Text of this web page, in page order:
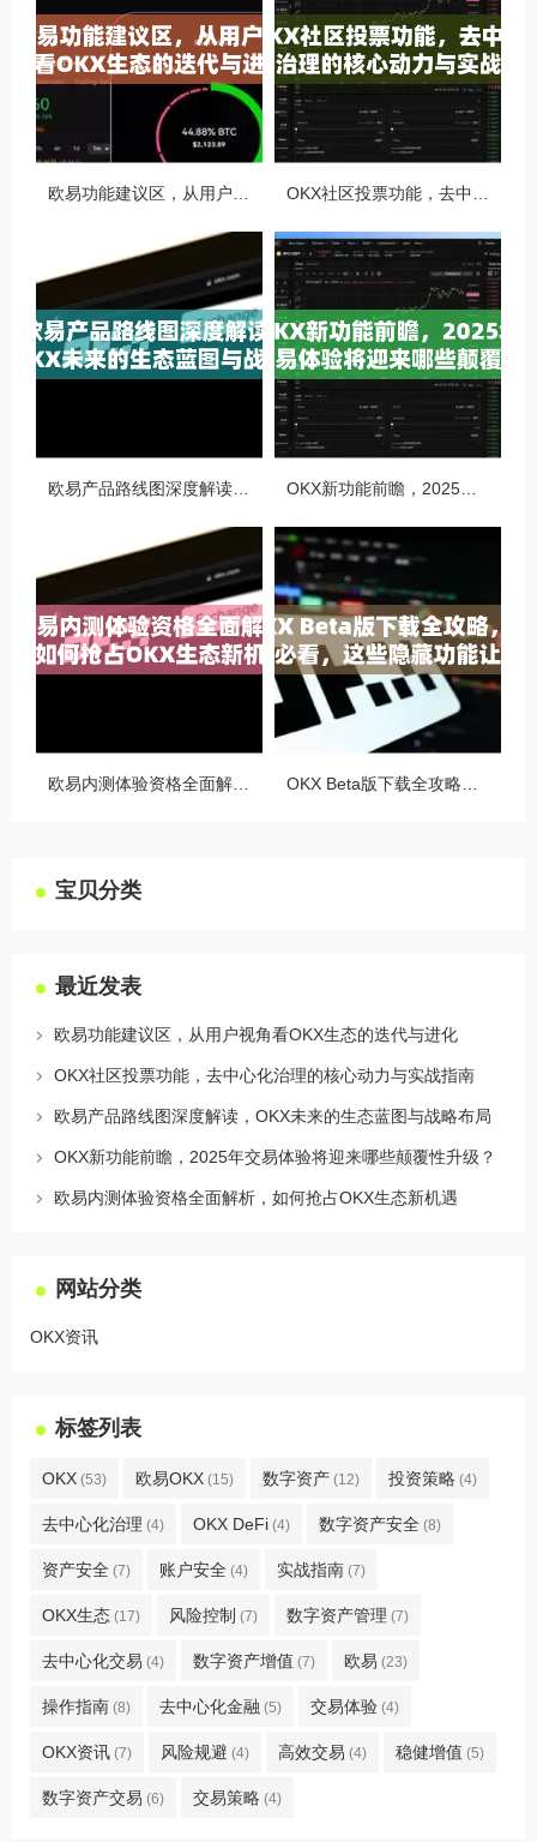
宝贝分类
最近发表
欧易功能建议区，从用户视角看OKX生态的迭代与进化
OKX社区投票功能，去中心化治理的核心动力与实战指南
欧易产品路线图深度解读，OKX未来的生态蓝图与战略布局
OKX新功能前瞻，2025年交易体验将迎来哪些颠覆性升级？
欧易内测体验资格全面解析，如何抢占OKX生态新机遇
网站分类
OKX资讯
标签列表
OKX (53) 欧易OKX (15) 数字资产 (12) 投资策略 (4)
去中心化治理 (4) OKX DeFi (4) 数字资产安全 (8)
资产安全 (7) 账户安全 (4) 实战指南 (7)
OKX生态 (17) 风险控制 (7) 数字资产管理 (7)
去中心化交易 (4) 数字资产增值 (7) 欧易 (23)
操作指南 (8) 去中心化金融 (5) 交易体验 (4)
OKX资讯 (7) 风险规避 (4) 高效交易 (4) 稳健增值 (5)
数字资产交易 (6) 交易策略 (4)